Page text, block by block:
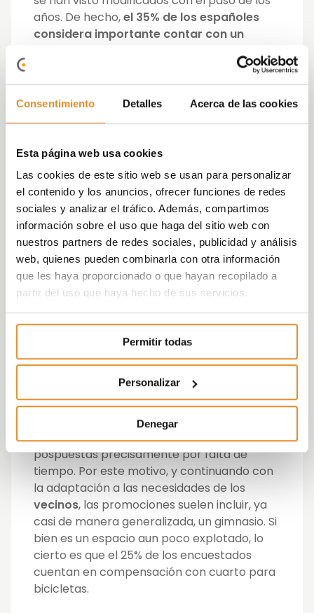
Consentimiento Detalles Acerca de las cookies
Esta página web usa cookies
Las cookies de este sitio web se usan para personalizar
el contenido y los anuncios, ofrecer funciones de redes
sociales y analizar el tráfico. Además, compartimos
información sobre el uso que haga del sitio web con
nuestros partners de redes sociales, publicidad y análisis
web, quienes pueden combinarla con otra información
que les haya proporcionado o que hayan recopilado a
partir del uso que haya hecho de sus servicios.
Permitir todas
Personalizar
Denegar
años. De hecho,el 35% de los españoles
considera importante contar con un
inmediaciones de su casa.
trata de un espacio que va más allá de una
sala común al uso, ya que recrea una cocina
con salón de una casa tradicional y cuyo
principal objetivo es el que generar
convivencia, además de ofrecer un área de
descanso. Esta opción está siendo
incorporada cada vez en mayor número de
promociones, por lo que el
7% de los
españoles reconoce contar con ella y
emplearla de manera regular.
Zonas adaptadas a las necesidades de
jornadas laboralestambién han
cambiado en las últimas décadas y en este
sentido actividades de ocio como la
práctica de deporte son muchas veces
pospuestas precisamente por falta de
tiempo. Por este motivo, y continuando con
la adaptación a las necesidades de los
vecinos, las promociones suelen incluir, ya
casi de manera generalizada, un gimnasio. Si
bien es un espacio aun poco explotado, lo
cierto es que el 25% de los encuestados
cuentan en compensación con cuarto para
bicicletas.